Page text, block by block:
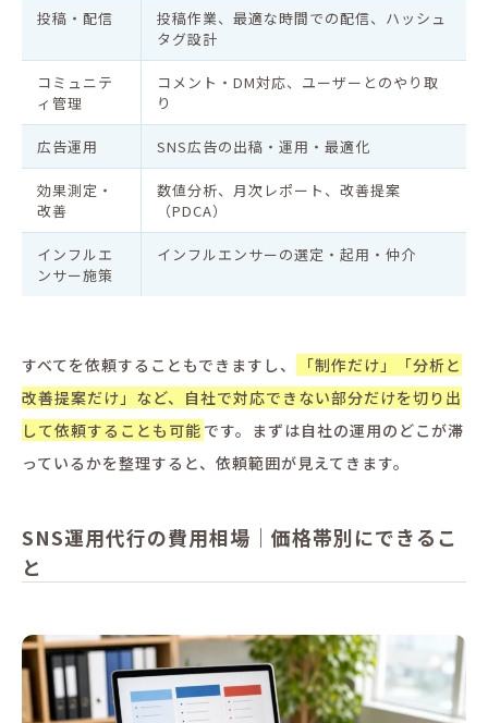
投稿・配信
投稿作業、最適な時間での配信、ハッシュ
タグ設計
コミュニテ
ィ管理
コメント・DM対応、ユーザーとのやり取
り
広告運用 SNS広告の出稿・運用・最適化
効果測定・
改善
数値分析、月次レポート、改善提案
（PDCA）
インフルエ
ンサー施策
インフルエンサーの選定・起用・仲介
すべてを依頼することもできますし、
「制作だけ」「分析と
改善提案だけ」など、自社で対応できない部分だけを切り出
して依頼することも可能 です。まずは自社の運用のどこが滞
っているかを整理すると、依頼範囲が見えてきます。
SNS運用代行の費用相場｜価格帯別にできるこ
と